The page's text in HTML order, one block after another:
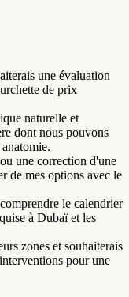
une évaluation
de prix
naturelle et
dont nous pouvons
une correction d'une
de mes options avec le
le calendrier
à Dubaï et les
zones et souhaiterais
pour une